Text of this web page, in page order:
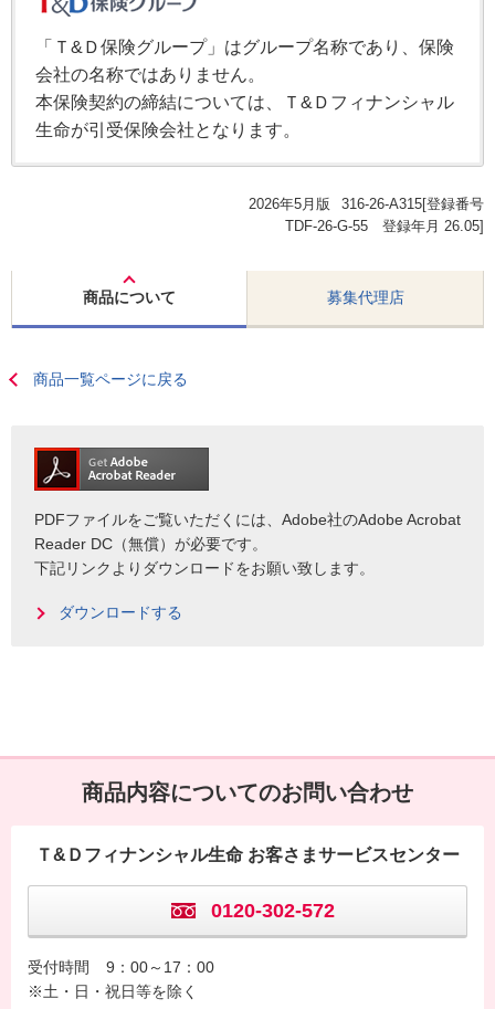
「Ｔ&Ｄ保険グループ」はグループ名称であり、保険
会社の名称ではありません。
本保険契約の締結については、Ｔ&Ｄフィナンシャル
生命が引受保険会社となります。
2026年5月版
316-26-A315[登録番号
TDF-26-G-55 登録年月 26.05]
商品について 募集代理店
商品一覧ページに戻る
PDFファイルをご覧いただくには、Adobe社のAdobe Acrobat
Reader DC（無償）が必要です。
下記リンクよりダウンロードをお願い致します。
ダウンロードする
商品内容についてのお問い合わせ
Ｔ&Ｄフィナンシャル生命 お客さまサービスセンター
0120-302-572
受付時間
9：00～17：00
※土・日・祝日等を除く